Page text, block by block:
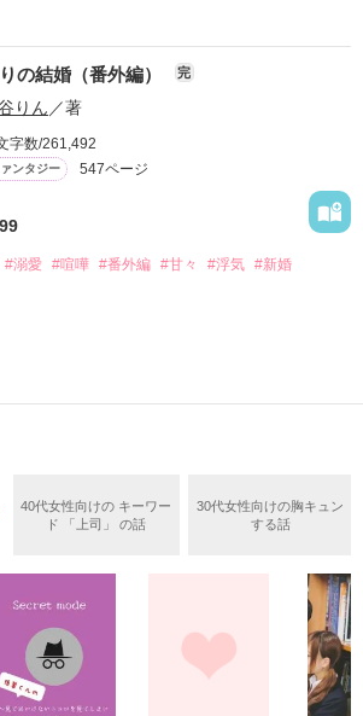
で流行り、関連するような不可思議な事
シリアだったが、そこで意外な人物と知り
だろ。髪の毛一本でも他の奴に触らせたく
？
*・。*・。*・。*・。*・。*・。*・
ひとりのアードラーのお話は
口づけを―冷徹騎士団長による不器用な独
ら始まった。
の結婚（番外編） 完
りん ／著
字数/261,492
ンタジー 547ページ
99
#溺愛 #喧嘩 #番外編 #甘々 #浮気 #新婚
妃となった
40代女性向けの キーワー
ド 「上司」 の話
30代女性向けの胸キュン
する話